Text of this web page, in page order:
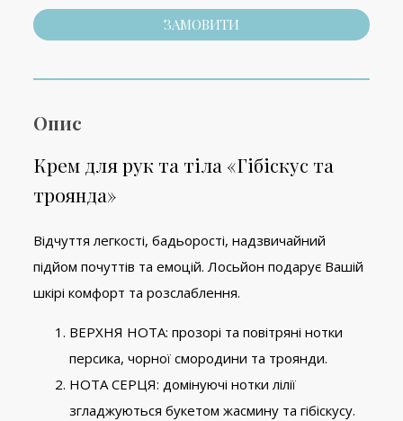
ЗАМОВИТИ
Опис
Крем для рук та тіла «Гібіскус та
троянда»
Відчуття легкості, бадьорості, надзвичайний
підйом почуттів та емоцій. Лосьйон подарує Вашій
шкірі комфорт та розслаблення.
ВЕРХНЯ НОТА: прозорі та повітряні нотки
персика, чорної смородини та троянди.
НОТА СЕРЦЯ: домінуючі нотки лілії
згладжуються букетом жасмину та гібіскусу.